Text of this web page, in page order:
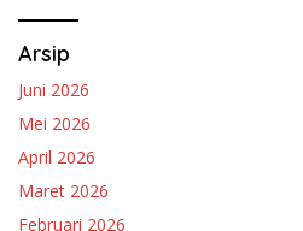
Arsip
Juni 2026
Mei 2026
April 2026
Maret 2026
Februari 2026